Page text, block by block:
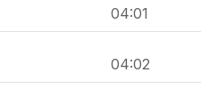
04:01
04:02